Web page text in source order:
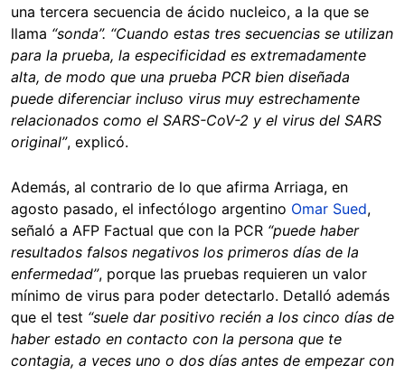
una tercera secuencia de ácido nucleico, a la que se
llama “sonda”. “Cuando estas tres secuencias se utilizan
para la prueba, la especificidad es extremadamente
alta, de modo que una prueba PCR bien diseñada
puede diferenciar incluso virus muy estrechamente
relacionados como el SARS-CoV-2 y el virus del SARS
original”, explicó.
Además, al contrario de lo que afirma Arriaga, en
agosto pasado, el infectólogo argentino Omar Sued,
señaló a AFP Factual que con la PCR “puede haber
resultados falsos negativos los primeros días de la
enfermedad”, porque las pruebas requieren un valor
mínimo de virus para poder detectarlo. Detalló además
que el test “suele dar positivo recién a los cinco días de
haber estado en contacto con la persona que te
contagia, a veces uno o dos días antes de empezar con